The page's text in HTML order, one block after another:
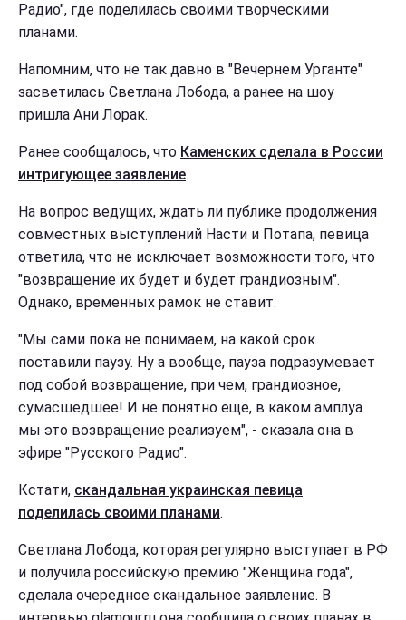
Радио", где поделилась своими творческими
планами.
Напомним, что не так давно в "Вечернем Урганте"
засветилась Светлана Лобода, а ранее на шоу
пришла Ани Лорак.
Ранее сообщалось, что Каменских сделала в России
интригующее заявление.
На вопрос ведущих, ждать ли публике продолжения
совместных выступлений Насти и Потапа, певица
ответила, что не исключает возможности того, что
"возвращение их будет и будет грандиозным".
Однако, временных рамок не ставит.
"Мы сами пока не понимаем, на какой срок
поставили паузу. Ну а вообще, пауза подразумевает
под собой возвращение, при чем, грандиозное,
сумасшедшее! И не понятно еще, в каком амплуа
мы это возвращение реализуем", - сказала она в
эфире "Русского Радио".
Кстати, скандальная украинская певица
поделилась своими планами.
Светлана Лобода, которая регулярно выступает в РФ
и получила российскую премию "Женщина года",
сделала очередное скандальное заявление. В